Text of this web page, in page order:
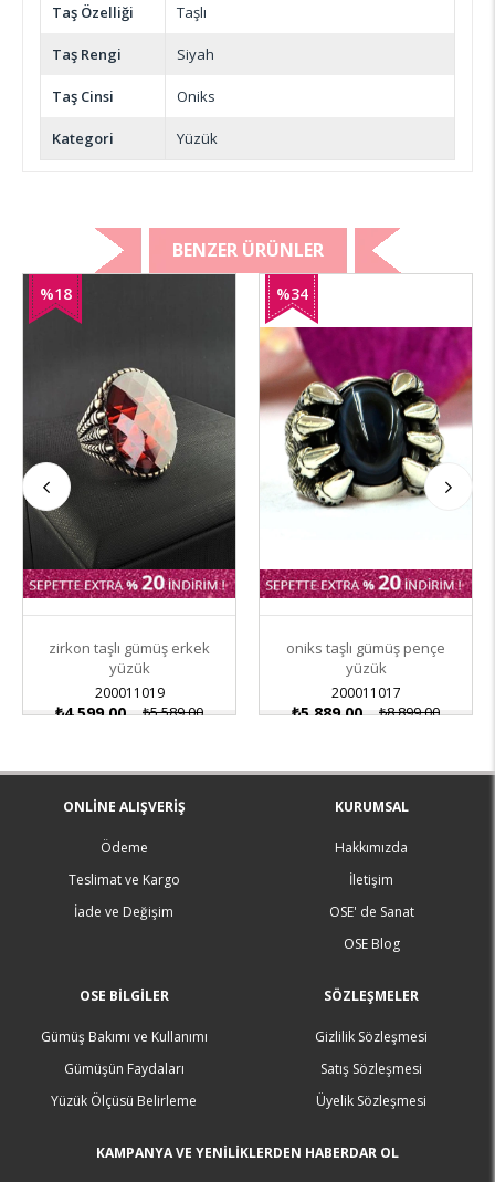
Taş Özelliği Taşlı
Taş Rengi Siyah
Taş Cinsi Oniks
Kategori Yüzük
BENZER ÜRÜNLER
zirkon taşlı gümüş erkek
yüzük
200011019
₺4.599,00 ₺5.589,00
%18
oniks taşlı gümüş pençe
yüzük
200011017
₺5.889,00 ₺8.899,00
%34
İndirim
ONLINE ALIŞVERIŞ
Ödeme
Teslimat ve Kargo
İade ve Değişim
KURUMSAL
Hakkımızda
İletişim
OSE' de Sanat
OSE Blog
OSE BILGILER
Gümüş Bakımı ve Kullanımı
Gümüşün Faydaları
Yüzük Ölçüsü Belirleme
SÖZLEŞMELER
Gizlilik Sözleşmesi
Satış Sözleşmesi
Üyelik Sözleşmesi
KAMPANYA VE YENİLİKLERDEN HABERDAR OL